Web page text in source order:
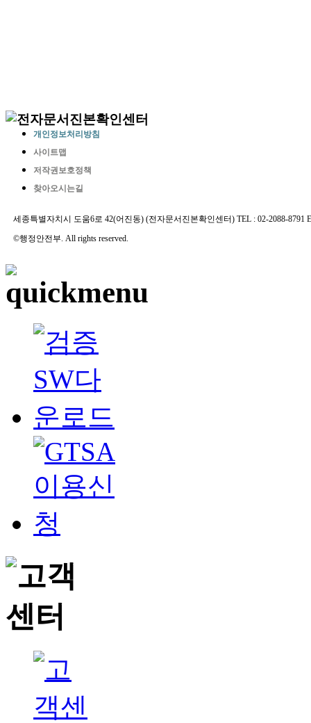
개인정보처리방침
사이트맵
저작권보호정책
찾아오시는길
세종특별자치시 도움6로 42(어진동) (전자문서진본확인센터) TEL : 02-2088-8791
©행정안전부. All rights reserved.